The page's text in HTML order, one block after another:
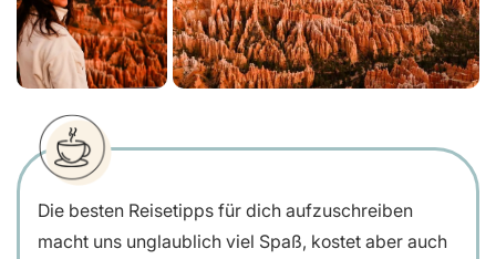
Die besten Reisetipps für dich aufzuschreiben
macht uns unglaublich viel Spaß, kostet aber auch